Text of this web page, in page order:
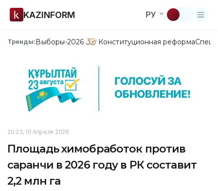
KAZINFORM РУ
Тренды:Выборы-2026 Конституционная реформа
20:23, 10 Апреля 2026
Площадь химобработок против
саранчи в 2026 году в РК составит
2,2 млн га